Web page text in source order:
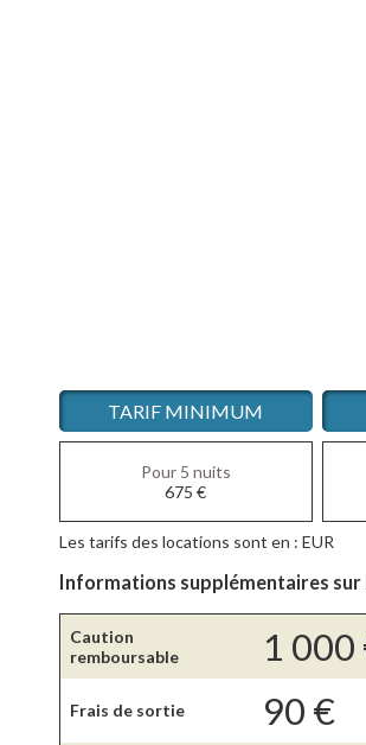
TARIF MINIMUM
Pour 5 nuits
675 €
Les tarifs des locations sont en : EUR
Informations supplémentaires
Caution
remboursable
1 000
Frais de sortie 90 €